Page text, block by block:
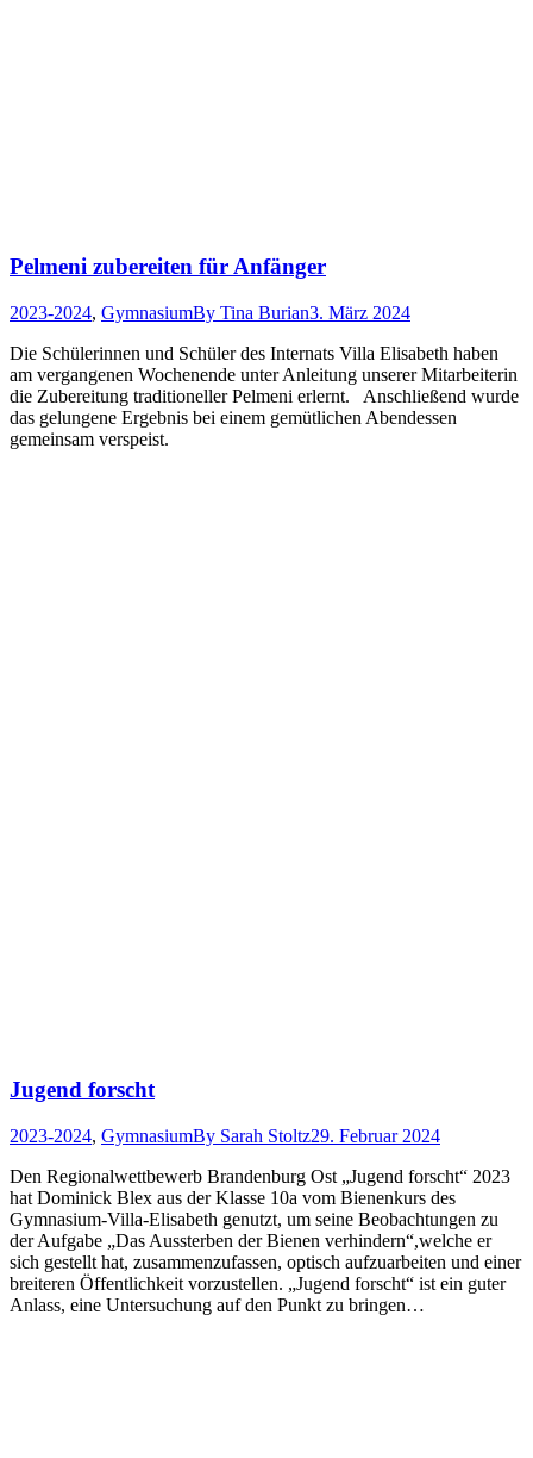
Pelmeni zubereiten für Anfänger
2023-2024, GymnasiumBy Tina Burian3. März 2024
Die Schülerinnen und Schüler des Internats Villa Elisabeth haben
am vergangenen Wochenende unter Anleitung unserer Mitarbeiterin
die Zubereitung traditioneller Pelmeni erlernt. Anschließend wurde
das gelungene Ergebnis bei einem gemütlichen Abendessen
gemeinsam verspeist.
Jugend forscht
2023-2024, GymnasiumBy Sarah Stoltz29. Februar 2024
Den Regionalwettbewerb Brandenburg Ost „Jugend forscht“ 2023
hat Dominick Blex aus der Klasse 10a vom Bienenkurs des
Gymnasium-Villa-Elisabeth genutzt, um seine Beobachtungen zu
der Aufgabe „Das Aussterben der Bienen verhindern“,welche er
sich gestellt hat, zusammenzufassen, optisch aufzuarbeiten und einer
breiteren Öffentlichkeit vorzustellen. „Jugend forscht“ ist ein guter
Anlass, eine Untersuchung auf den Punkt zu bringen…